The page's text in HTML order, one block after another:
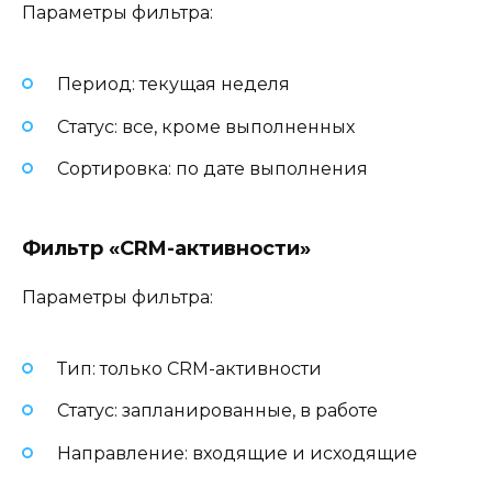
Параметры фильтра:
Период: текущая неделя
Статус: все, кроме выполненных
Сортировка: по дате выполнения
Фильтр «CRM-активности»
Параметры фильтра:
Тип: только CRM-активности
Статус: запланированные, в работе
Направление: входящие и исходящие